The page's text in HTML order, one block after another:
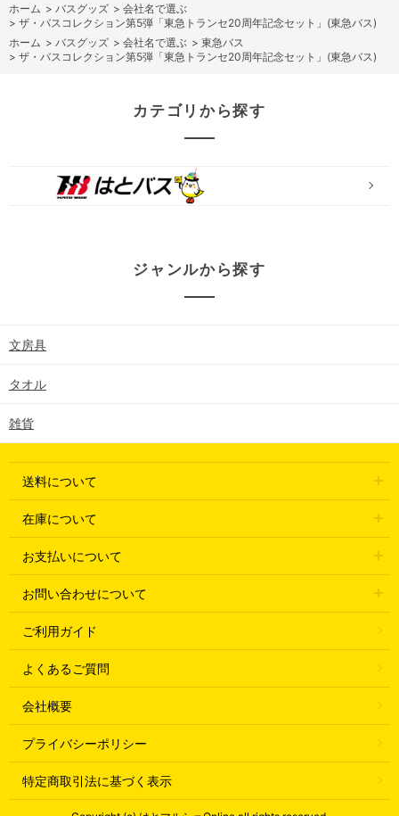
ホーム > バスグッズ > 会社名で選ぶ
> ザ・バスコレクション第5弾「東急トランセ20周年記念セット」(東急バス)
ホーム > バスグッズ > 会社名で選ぶ > 東急バス
> ザ・バスコレクション第5弾「東急トランセ20周年記念セット」(東急バス)
カテゴリから探す
ジャンルから探す
文房具
タオル
雑貨
送料について
在庫について
お支払いについて
お問い合わせについて
ご利用ガイド
よくあるご質問
会社概要
プライバシーポリシー
特定商取引法に基づく表示